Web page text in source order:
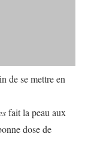
de se mettre en
fait la peau aux
dose de